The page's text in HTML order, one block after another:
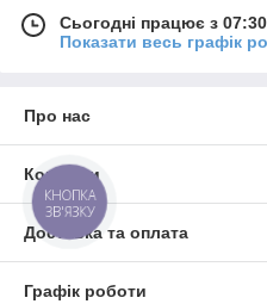
Сьогодні працює з
Показати весь графік
Про нас
Контакти
Доставка та оплата
Графік роботи
КНОПКА
ЗВ'ЯЗКУ